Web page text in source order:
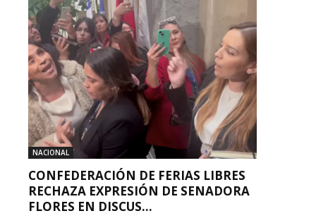
NACIONAL
CONFEDERACIÓN DE FERIAS LIBRES
RECHAZA EXPRESIÓN DE SENADORA
FLORES EN DISCUS...